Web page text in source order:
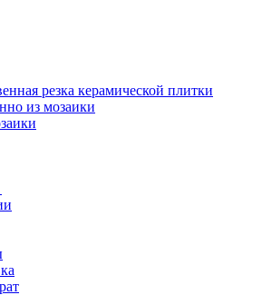
резка керамической плитки
из мозаики